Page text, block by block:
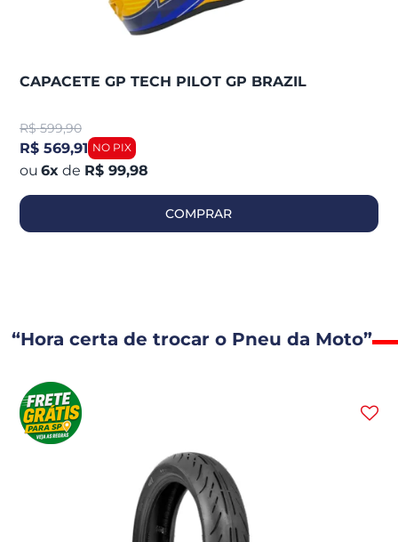
CAPACETE GP TECH PILOT GP BRAZIL
R$ 599,90
R$ 569,91
6x de R$ 99,98
COMPRAR
“Hora certa de trocar o Pneu da Moto”